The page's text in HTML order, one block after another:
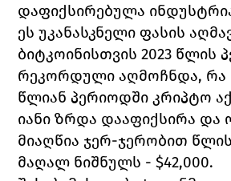
დაფიქსირებულა
ეს უკანასკნელი ფასის
ბიტკოინისთვის 2023 წლის
რეკორდული აღმოჩნდა,
წლიან პერიოდში კრიპტო
იანი ზრდა დააფიქსირა და
მიაღწია ჯერ-ჯერობით
მაღალ ნიშნულს - $42,000.